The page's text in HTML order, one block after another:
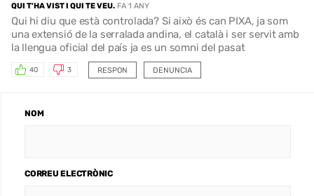
QUI T'HA VIST I QUI TE VEU. FA 1 ANY
Qui hi diu que està controlada? Si això és can PIXA, ja som
una extensió de la serralada andina, el català i ser servit amb
la llengua oficial del país ja es un somni del pasat
RESPON
40 3 DENUNCIA
NOM
CORREU ELECTRÒNIC